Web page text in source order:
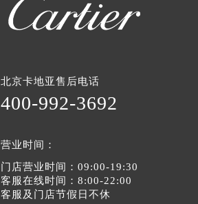
北京卡地亚售后电话
400-992-3692
营业时间：
门店营业时间：09:00-19:30
客服在线时间：8:00-22:00
客服及门店节假日不休